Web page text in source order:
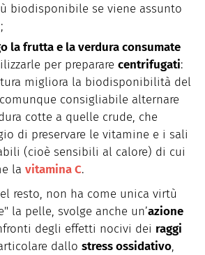
biodisponibile se viene assunto
la frutta e la verdura consumate
per preparare centrifugati:
migliora la biodisponibilità del
consigliabile alternare
cotte a quelle crude, che
di preservare le vitamine e i sali
(cioè sensibili al calore) di cui
la vitamina C.
resto, non ha come unica virtù
la pelle, svolge anche un’azione
degli effetti nocivi dei raggi
dallo stress ossidativo,